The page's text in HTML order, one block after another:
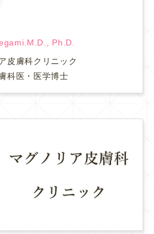
Ph.D.
皮膚科クリニック
科医・医学博士